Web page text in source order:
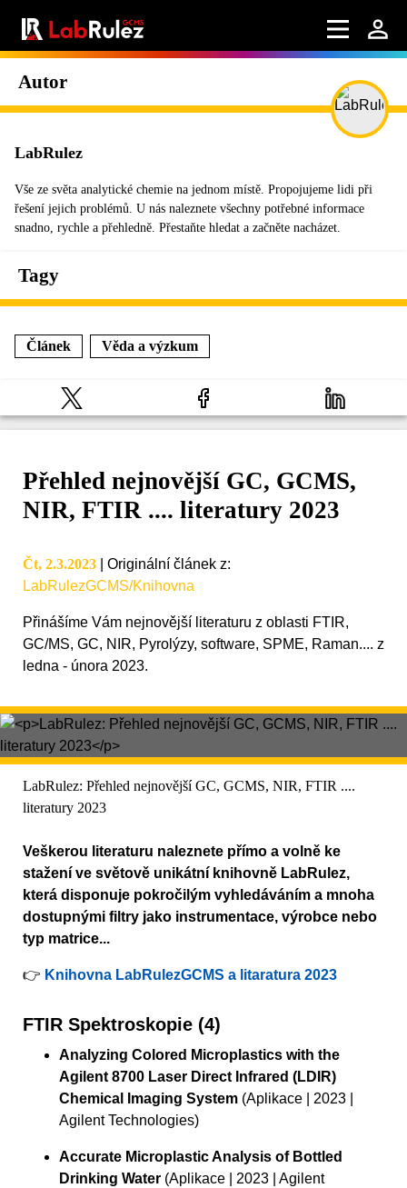
Autor
LabRulez
Vše ze světa analytické chemie na jednom místě. Propojujeme lidi při
řešení jejich problémů. U nás naleznete všechny potřebné informace
snadno, rychle a přehledně. Přestaňte hledat a začněte nacházet.
Tagy
Článek Věda a výzkum
Přehled nejnovější GC, GCMS,
NIR, FTIR .... literatury 2023
Čt, 2.3.2023 Originální článek z:
LabRulezGCMS/Knihovna
Přinášíme Vám nejnovější literaturu z oblasti FTIR,
GC/MS, GC, NIR, Pyrolýzy, software, SPME, Raman.... z
ledna - února 2023.
LabRulez: Přehled nejnovější GC, GCMS, NIR, FTIR ....
literatury 2023
Veškerou literaturu naleznete přímo a volně ke
stažení ve světově unikátní knihovně LabRulez,
která disponuje pokročilým vyhledáváním a mnoha
dostupnými filtry jako instrumentace, výrobce nebo
typ matrice...
👉 Knihovna LabRulezGCMS a litaratura 2023
FTIR Spektroskopie (4)
Analyzing Colored Microplastics with the
Agilent 8700 Laser Direct Infrared (LDIR)
Chemical Imaging System (Aplikace | 2023 |
Agilent Technologies)
Accurate Microplastic Analysis of Bottled
Drinking Water (Aplikace | 2023 | Agilent